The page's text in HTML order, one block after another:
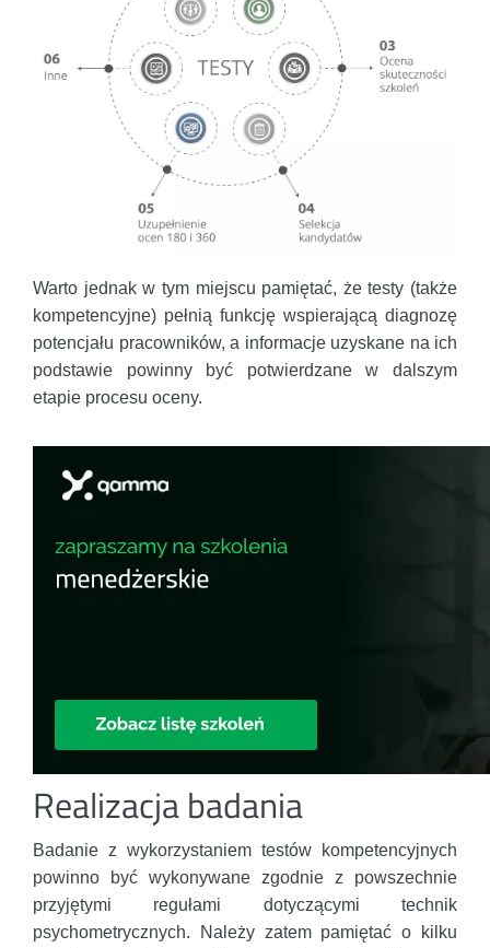
Warto jednak w tym miejscu pamiętać, że testy (także
kompetencyjne) pełnią funkcję wspierającą diagnozę
potencjału pracowników, a informacje uzyskane na ich
podstawie powinny być potwierdzane w dalszym
etapie procesu oceny.
Realizacja badania
Badanie z wykorzystaniem testów kompetencyjnych
powinno być wykonywane zgodnie z powszechnie
przyjętymi regułami dotyczącymi technik
psychometrycznych. Należy zatem pamiętać o kilku